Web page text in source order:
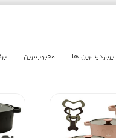
پربازدیدترین ها محبوب‌‌ترین